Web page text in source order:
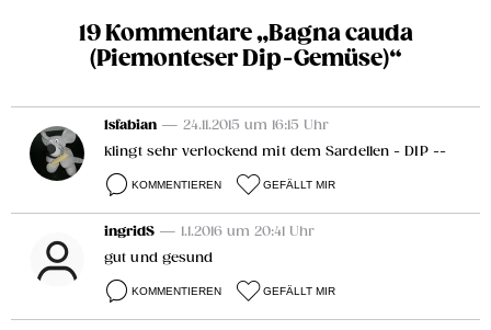
19 Kommentare „Bagna cauda
(Piemonteser Dip-Gemüse)“
lsfabian — 24.11.2015 um 16:15 Uhr
klingt sehr verlockend mit dem Sardellen - DIP --
KOMMENTIEREN GEFÄLLT MIR
ingridS — 1.1.2016 um 20:41 Uhr
gut und gesund
KOMMENTIEREN GEFÄLLT MIR